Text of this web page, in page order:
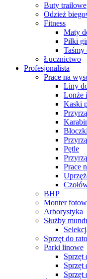
Buty trailowe
Odzież
Fitness
Maty
Piłki
Taśmy
Łucznictwo
Profesjonalista
Prace na
Liny
Lonże
Kaski
Pętle
Prace
BHP
Monter
Arborystyka
Służby
Sprzęt do
Parki linowe
Sprzęt
Sprzęt
Sprzęt